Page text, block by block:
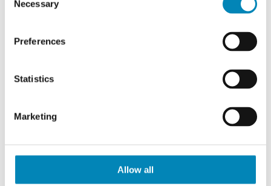
Selection
Necessary
Preferences
Statistics
Marketing
Allow all